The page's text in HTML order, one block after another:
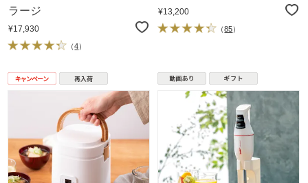
ラージ
¥17,930
（4）
¥13,200
（85）